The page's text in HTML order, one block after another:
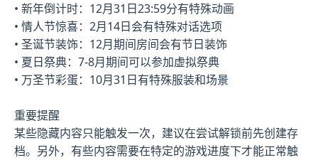
• 新年倒计时：12月31日23:59分有特殊动画
• 情人节惊喜：2月14日会有特殊对话选项
• 圣诞节装饰：12月期间房间会有节日装饰
• 夏日祭典：7-8月期间可以参加虚拟祭典
• 万圣节彩蛋：10月31日有特殊服装和场景
重要提醒
某些隐藏内容只能触发一次，建议在尝试解锁前先创建存
档。另外，有些内容需要在特定的游戏进度下才能正常触